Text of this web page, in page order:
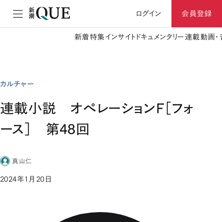
ログイン 会員登録
新着特集 インサイト ドキュメンタリー 連載動画
カルチャー
連載小説 オペレーションF［フォ
ース］ 第48回
真山仁
2024年1月20日